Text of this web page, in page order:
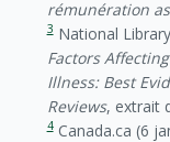
rémunération
3National
Factors
Illness: Best
Reviews, extrait
4Canada.ca (6